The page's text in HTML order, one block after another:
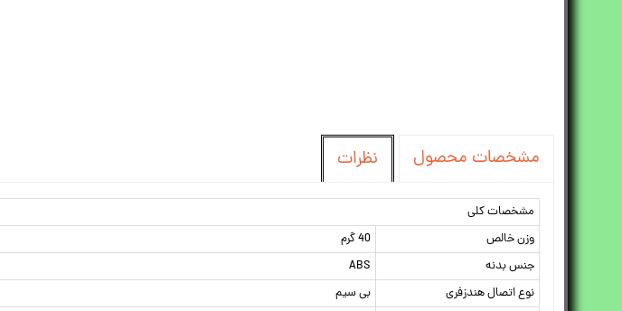
مشخصات محصول نظرات
مشخصات کلی
وزن خالص
40 گرم
جنس بدنه
ABS
نوع اتصال هندزفری
بی سیم